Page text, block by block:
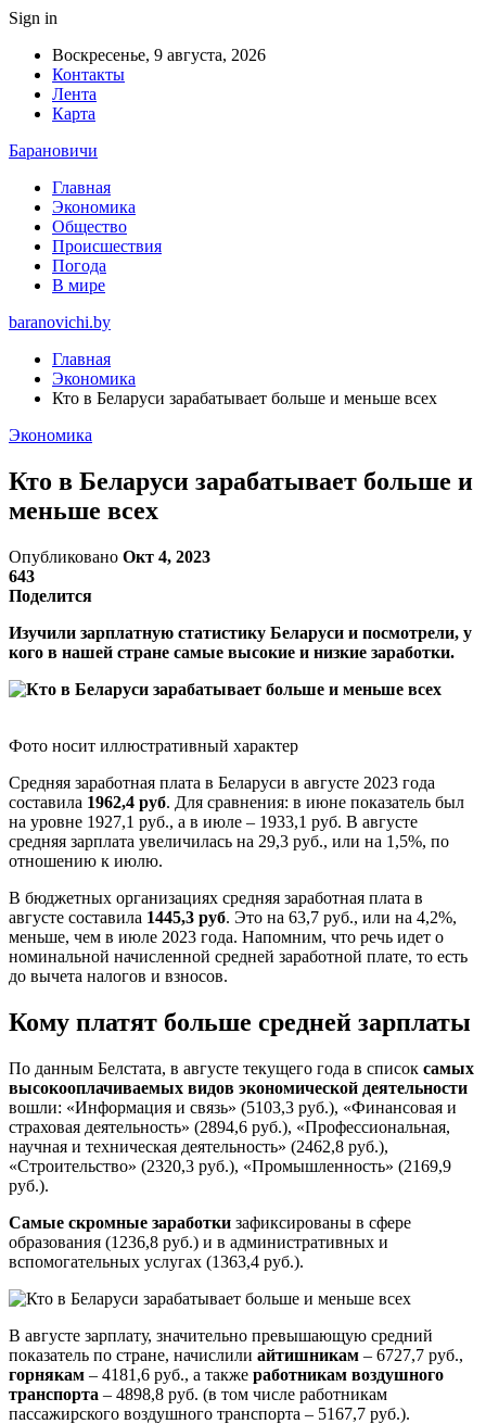
Sign in
Воскресенье, 9 августа, 2026
Контакты
Лента
Карта
Барановичи
Главная
Экономика
Общество
Происшествия
Погода
В мире
baranovichi.by
Главная
Экономика
Кто в Беларуси зарабатывает больше и меньше всех
Экономика
Кто в Беларуси зарабатывает больше и
меньше всех
Опубликовано Окт 4, 2023
643
Поделится
Изучили зарплатную статистику Беларуси и посмотрели, у
кого в нашей стране самые высокие и низкие заработки.
Фото носит иллюстративный характер
Средняя заработная плата в Беларуси в августе 2023 года
составила 1962,4 руб. Для сравнения: в июне показатель был
на уровне 1927,1 руб., а в июле – 1933,1 руб. В августе
средняя зарплата увеличилась на 29,3 руб., или на 1,5%, по
отношению к июлю.
В бюджетных организациях средняя заработная плата в
августе составила 1445,3 руб. Это на 63,7 руб., или на 4,2%,
меньше, чем в июле 2023 года. Напомним, что речь идет о
номинальной начисленной средней заработной плате, то есть
до вычета налогов и взносов.
Кому платят больше средней зарплаты
По данным Белстата, в августе текущего года в список самых
высокооплачиваемых видов экономической деятельности
вошли: «Информация и связь» (5103,3 руб.), «Финансовая и
страховая деятельность» (2894,6 руб.), «Профессиональная,
научная и техническая деятельность» (2462,8 руб.),
«Строительство» (2320,3 руб.), «Промышленность» (2169,9
руб.).
Самые скромные заработки зафиксированы в сфере
образования (1236,8 руб.) и в административных и
вспомогательных услугах (1363,4 руб.).
В августе зарплату, значительно превышающую средний
показатель по стране, начислили айтишникам – 6727,7 руб.,
горнякам – 4181,6 руб., а также работникам воздушного
транспорта – 4898,8 руб. (в том числе работникам
пассажирского воздушного транспорта – 5167,7 руб.).